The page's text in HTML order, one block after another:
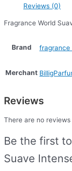
Reviews (0)
Fragrance World
Brand fragrance
Merchant
Reviews
There are no
Be the first
Suave